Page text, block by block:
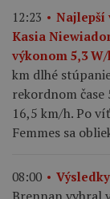
12:23
Najlepší
Kasia
výkonom 5,3
km dlhé
rekordnom
16,5 km/h. Po
Femmes sa
08:00